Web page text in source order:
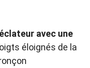
avec une
éloignés de la